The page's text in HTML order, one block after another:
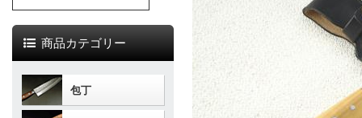
商品カテゴリー
包丁